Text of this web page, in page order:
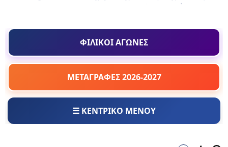
ΦΙΛΙΚΟΙ ΑΓΩΝΕΣ
ΜΕΤΑΓΡΑΦΕΣ 2026-2027
☰ ΚΕΝΤΡΙΚΟ ΜΕΝΟΥ